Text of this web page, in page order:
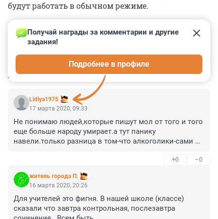
будут работать в обычном режиме.
КОММЕНТАРИИ 22
Lidiya1975
Получай награды за комментарии и другие
задания!
Подробнее в профиле
17 марта 2020, 09:33
Не понимаю людей,которые пишут мол от того и того
еще больше народу умирает.а тут панику
навели.только разница в том-что алкоголики-сами
человека к человеку определенным способом.а вот
этот вирус-ты себя можешь обезопасить только
тем,что будешь ответственно подходить ко
всему.такие кто пишут что это фигня-потом сбегают
из под карантина.и наплевать им на всех
окружающих.да что там-на родных!паники вообще не
+0 –0
житель города П.
16 марта 2020, 20:26
Для учителей это фигня. В нашей школе (классе)
сказали что завтра контрольная, послезавтра